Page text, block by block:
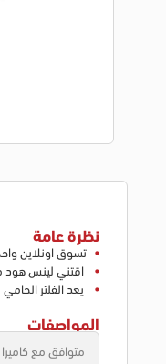
نظرة عامة
تسوق اونلاين
اقتني لينس هود
يعد الفلتر
المواصفات
متوافق مع كاميرا